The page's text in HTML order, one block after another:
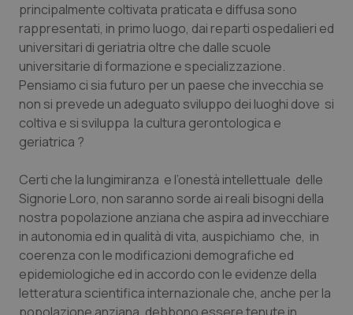
principalmente coltivata praticata e diffusa sono
rappresentati, in primo luogo, dai reparti ospedalieri ed
universitari di geriatria oltre che dalle scuole
universitarie di formazione e specializzazione.
Pensiamo ci sia futuro per un paese che invecchia se
non si prevede un adeguato sviluppo dei luoghi dove si
coltiva e si sviluppa la cultura gerontologica e
geriatrica ?
Certi che la lungimiranza e l’onestà intellettuale delle
Signorie Loro, non saranno sorde ai reali bisogni della
nostra popolazione anziana che aspira ad invecchiare
in autonomia ed in qualità di vita, auspichiamo che, in
coerenza con le modificazioni demografiche ed
epidemiologiche ed in accordo con le evidenze della
letteratura scientifica internazionale che, anche per la
CookieScriptConsent